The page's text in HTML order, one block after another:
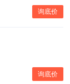
询底价
询底价